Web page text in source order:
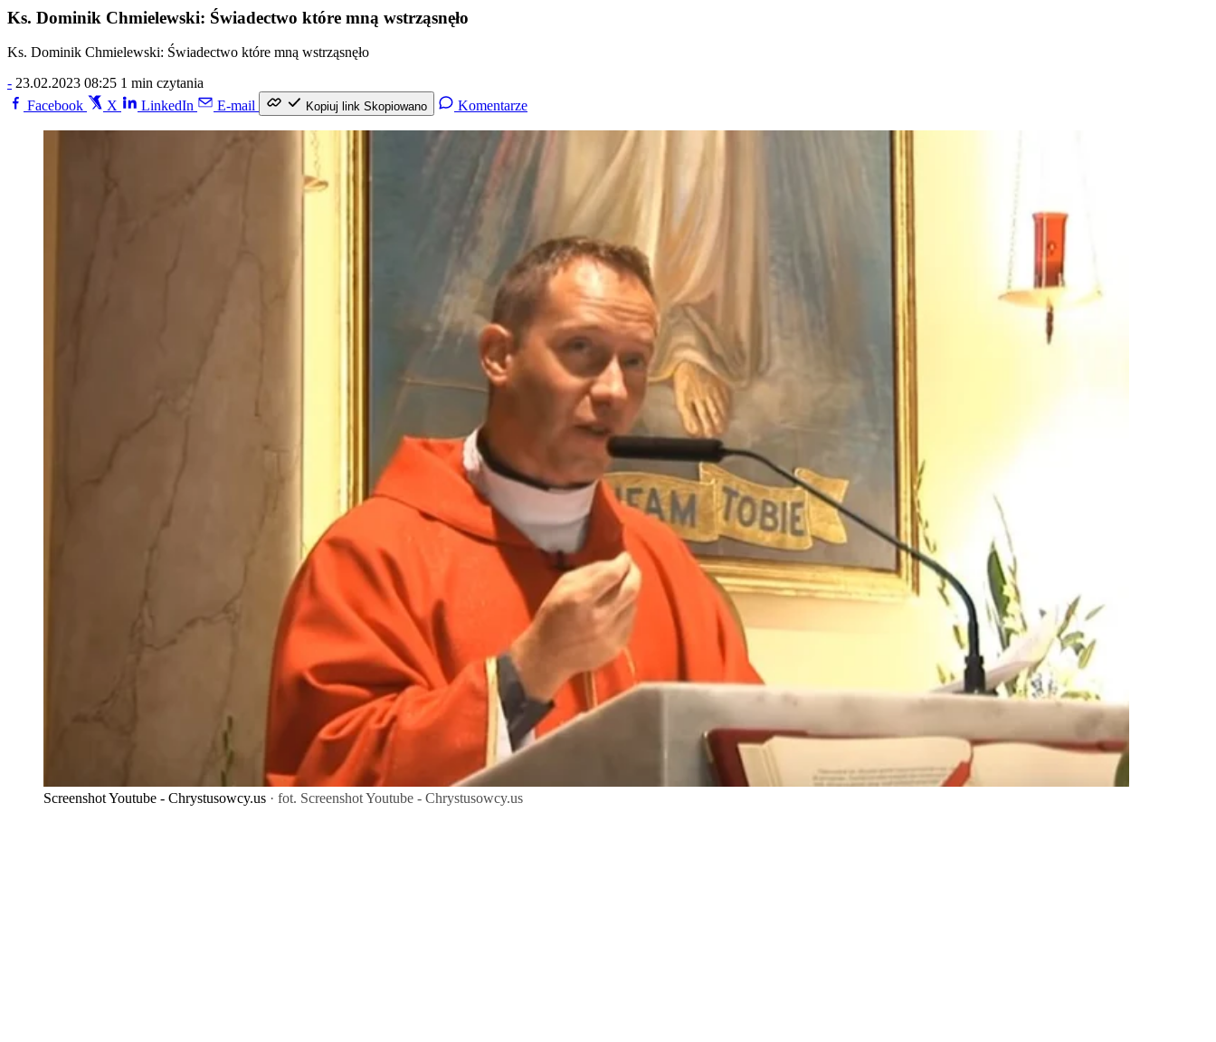
Ks. Dominik Chmielewski: Świadectwo które mną wstrząsnęło
Ks. Dominik Chmielewski: Świadectwo które mną wstrząsnęło
- 23.02.2023 08:25 1 min czytania
Facebook
X LinkedIn E-mail Kopiuj link Skopiowano Komentarze
Screenshot Youtube - Chrystusowcy.us · fot. Screenshot Youtube - Chrystusowcy.us